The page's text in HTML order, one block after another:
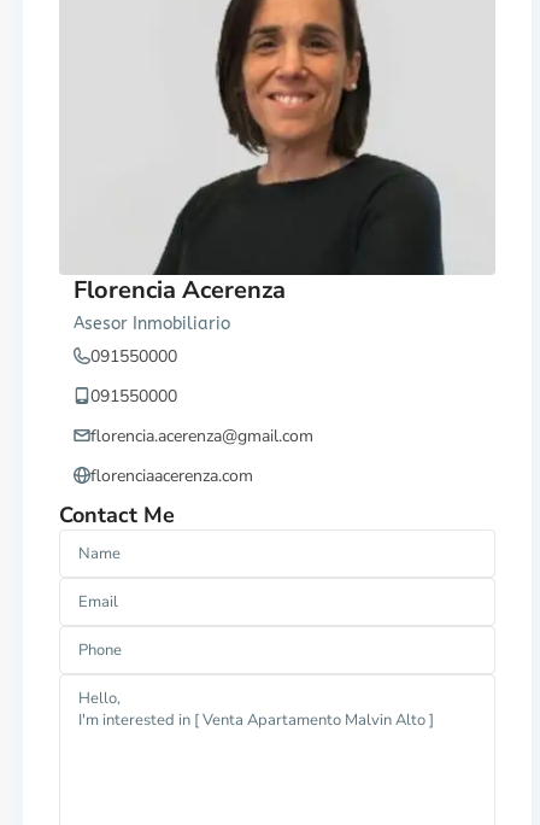
Florencia Acerenza
Asesor Inmobiliario
091550000
091550000
florencia.acerenza@gmail.com
florenciaacerenza.com
Contact Me